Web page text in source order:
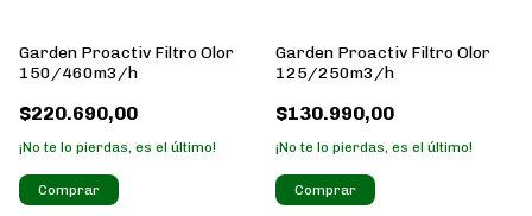
Garden Proactiv Filtro Olor
150/460m3/h
$220.690,00
¡No te lo pierdas, es el último!
Garden Proactiv Filtro Olor
125/250m3/h
$130.990,00
¡No te lo pierdas, es el último!